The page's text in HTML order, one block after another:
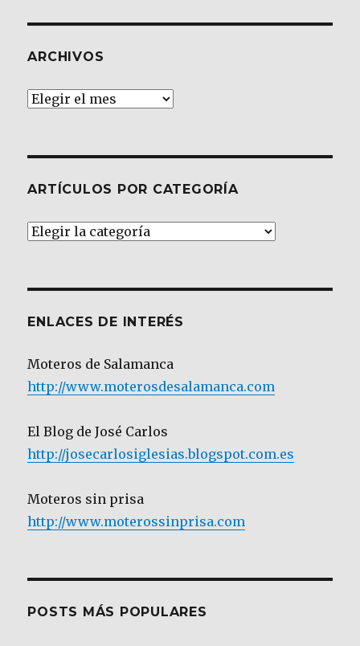
ARCHIVOS
Archivos
ARTÍCULOS POR CATEGORÍA
Artículos
ENLACES DE INTERÉS
Moteros de Salamanca
http://www.moterosdesalamanca.com
El Blog de José Carlos
http://josecarlosiglesias.blogspot.com.es
Moteros sin prisa
http://www.moterossinprisa.com
POSTS MÁS POPULARES